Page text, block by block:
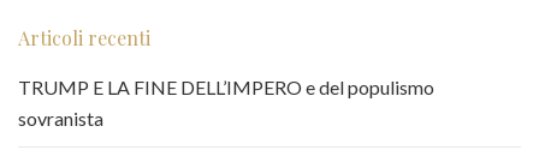
Articoli recenti
TRUMP E LA FINE DELL’IMPERO e del populismo
sovranista